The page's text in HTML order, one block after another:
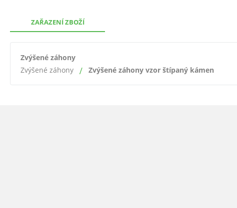
ZAŘAZENÍ ZBOŽÍ
Zvýšené záhony
Zvýšené záhony
Zvýšené záhony vzor štípaný kámen